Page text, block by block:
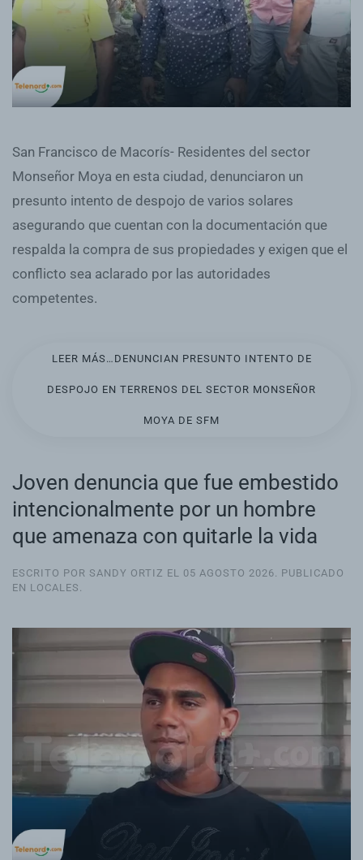
San Francisco de Macorís- Residentes del sector
Monseñor Moya en esta ciudad, denunciaron un
presunto intento de despojo de varios solares
asegurando que cuentan con la documentación que
respalda la compra de sus propiedades y exigen que el
conflicto sea aclarado por las autoridades
competentes.
LEER MÁS…DENUNCIAN PRESUNTO INTENTO DE
DESPOJO EN TERRENOS DEL SECTOR MONSEÑOR
MOYA DE SFM
Joven denuncia que fue embestido
intencionalmente por un hombre
que amenaza con quitarle la vida
ESCRITO POR SANDY ORTIZ EL 05 AGOSTO 2026. PUBLICADO
EN LOCALES .